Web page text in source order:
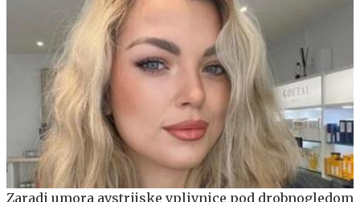
Zaradi umora avstrijske vplivnice pod drobnogledom